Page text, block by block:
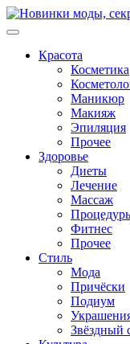
Перейти
к
Красота
Косметика
Маникюр
Макияж
Эпиляция
Прочее
Здоровье
Диеты
Лечение
Массаж
Фитнес
Прочее
Стиль
Мода
Причёски
Подиум
Звёздный